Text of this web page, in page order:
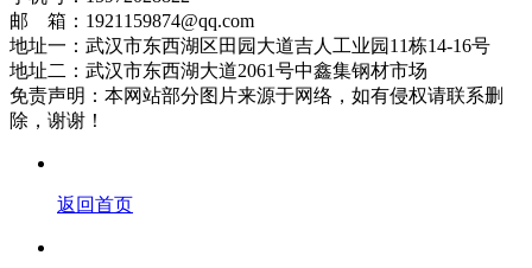
邮 箱：1921159874@qq.com
地址一：武汉市东西湖区田园大道吉人工业园11栋14-16号
地址二：武汉市东西湖大道2061号中鑫集钢材市场
免责声明：本网站部分图片来源于网络，如有侵权请联系删
除，谢谢！
返回首页